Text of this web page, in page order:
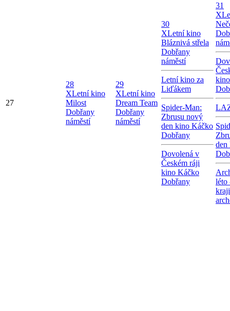
27
28
XLetní kino
Milost
Dobřany
náměstí
29
XLetní kino
Dream Team
Dobřany
náměstí
30
XLetní kino
Bláznivá střela
Dobřany
náměstí
Letní kino za
Liďákem
Spider-Man:
Zbrusu nový
den kino Káčko
Dobřany
Dovolená v
Českém ráji
kino Káčko
Dobřany
31
X
den
léto